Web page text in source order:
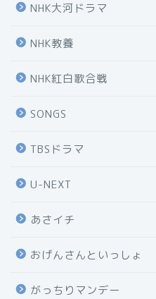
NHK大河ドラマ
NHK教養
NHK紅白歌合戦
SONGS
TBSドラマ
U-NEXT
あさイチ
おげんさんといっしょ
がっちりマンデー